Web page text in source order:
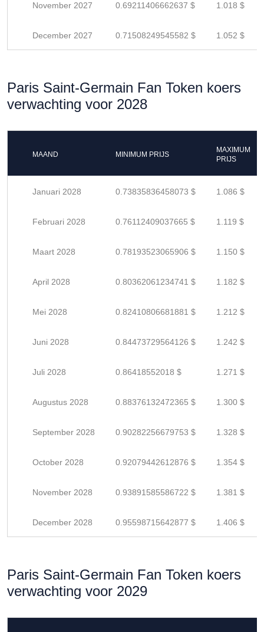
November 2027 0.69211406662637 $ 1.018 $
December 2027 0.71508249545582 $ 1.052 $
Paris Saint-Germain Fan Token koers
verwachting voor 2028
MAAND MINIMUM PRIJS
MAXIMUM
PRIJS
Januari 2028 0.73835836458073 $ 1.086 $
Februari 2028 0.76112409037665 $ 1.119 $
Maart 2028 0.78193523065906 $ 1.150 $
April 2028 0.80362061234741 $ 1.182 $
Mei 2028 0.82410806681881 $ 1.212 $
Juni 2028 0.84473729564126 $ 1.242 $
Juli 2028 0.86418552018 $ 1.271 $
Augustus 2028 0.88376132472365 $ 1.300 $
September 2028 0.90282256679753 $ 1.328 $
October 2028 0.92079442612876 $ 1.354 $
November 2028 0.93891585586722 $ 1.381 $
December 2028 0.95598715642877 $ 1.406 $
Paris Saint-Germain Fan Token koers
verwachting voor 2029